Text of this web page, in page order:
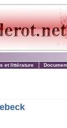
et littérature